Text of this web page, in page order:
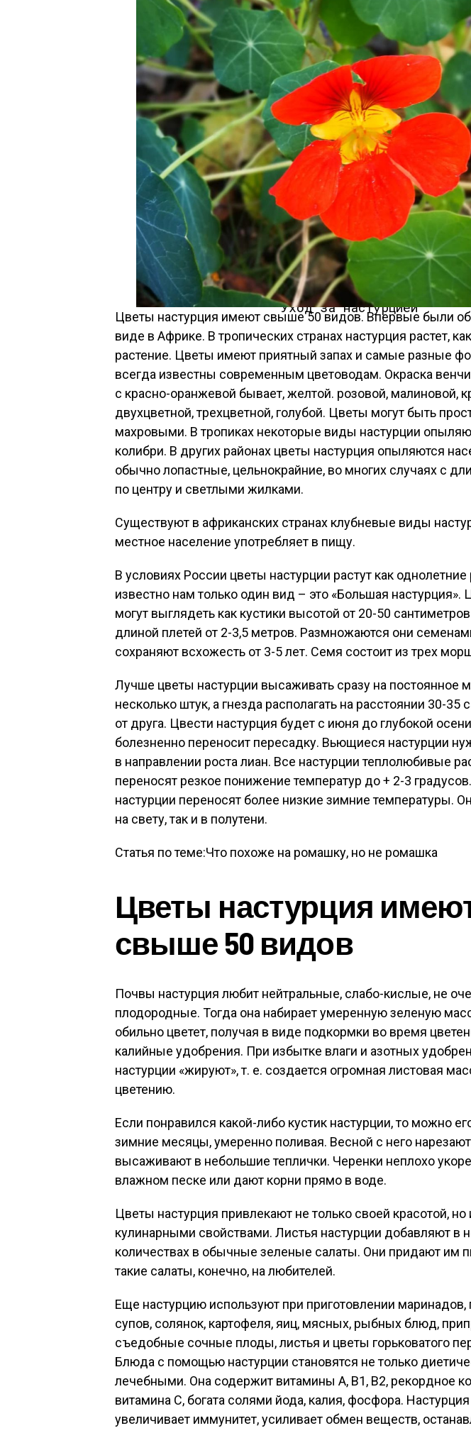
Уход за настурцией
Цветы настурция имеют свыше 50 видов. Впервые были
виде в Африке. В тропических странах настурция растет,
растение. Цветы имеют приятный запах и самые разные
всегда известны современным цветоводам. Окраска
с красно-оранжевой бывает, желтой. розовой, малиновой,
двухцветной, трехцветной, голубой. Цветы могут быть
махровыми. В тропиках некоторые виды настурции
колибри. В других районах цветы настурция опыляются
обычно лопастные, цельнокрайние, во многих случаях с
по центру и светлыми жилками.
Существуют в африканских странах клубневые виды
местное население употребляет в пищу.
В условиях России цветы настурции растут как однолетние
известно нам только один вид – это «Большая настурция».
могут выглядеть как кустики высотой от 20-50
длиной плетей от 2-3,5 метров. Размножаются они
сохраняют всхожесть от 3-5 лет. Семя состоит из трех
Лучше цветы настурции высаживать сразу на постоянное
несколько штук, а гнезда располагать на расстоянии 30-35
от друга. Цвести настурция будет с июня до глубокой
болезненно переносит пересадку. Вьющиеся настурции
в направлении роста лиан. Все настурции теплолюбивые
переносят резкое понижение температур до + 2-3
настурции переносят более низкие зимние температуры.
на свету, так и в полутени.
Статья по теме:Что похоже на ромашку, но не ромашка
Цветы настурция
свыше 50 видов
Почвы настурция любит нейтральные, слабо-кислые, не
плодородные. Тогда она набирает умеренную зеленую
обильно цветет, получая в виде подкормки во время
калийные удобрения. При избытке влаги и азотных
настурции «жируют», т. е. создается огромная листовая
цветению.
Если понравился какой-либо кустик настурции, то можно
зимние месяцы, умеренно поливая. Весной с него
высаживают в небольшие теплички. Черенки неплохо
влажном песке или дают корни прямо в воде.
Цветы настурция привлекают не только своей красотой,
кулинарными свойствами. Листья настурции добавляют в
количествах в обычные зеленые салаты. Они придают им
такие салаты, конечно, на любителей.
Еще настурцию используют при приготовлении
супов, солянок, картофеля, яиц, мясных, рыбных блюд,
съедобные сочные плоды, листья и цветы горьковатого
Блюда с помощью настурции становятся не только
лечебными. Она содержит витамины А, В1, В2, рекордное
витамина С, богата солями йода, калия, фосфора.
увеличивает иммунитет, усиливает обмен веществ,